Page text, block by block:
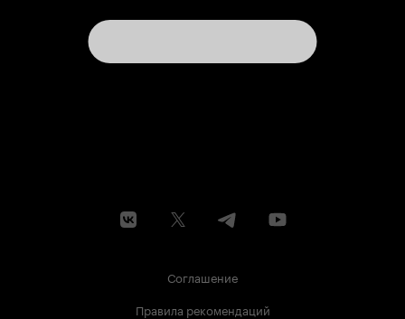
Соглашение
Правила рекомендаций